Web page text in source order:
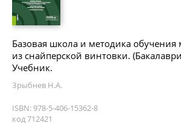
Базовая школа и методика обучения
из снайперской винтовки.
Учебник.
Зрыбнев Н.А.
ISBN: 978-5-406-15362-8
код 712421